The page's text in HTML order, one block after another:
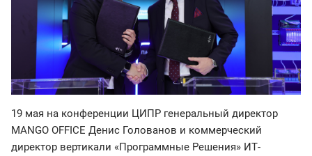
19 мая на конференции ЦИПР генеральный директор
MANGO OFFICE Денис Голованов и коммерческий
директор вертикали «Программные Решения» ИТ-